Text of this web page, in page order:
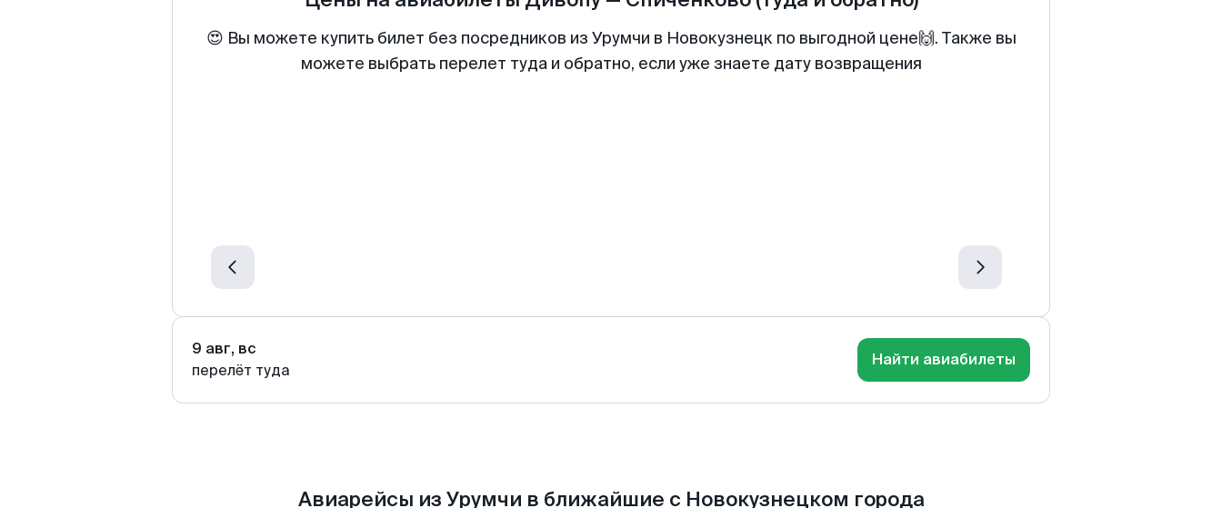
😍 Вы можете купить билет без посредников из Урумчи в Новокузнецк по выгодной цене🙌. Также вы
можете выбрать перелет туда и обратно, если уже знаете дату возвращения
9 авг, вс
перелёт туда
Найти авиабилеты
Авиарейсы из Урумчи в ближайшие с Новокузнецком города